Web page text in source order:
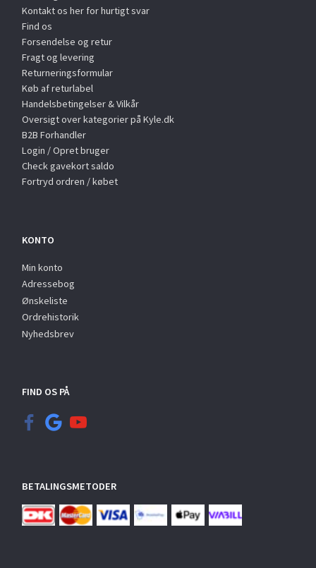
Kontakt os her for hurtigt svar
Find os
Forsendelse og retur
Fragt og levering
Returneringsformular
Køb af returlabel
Handelsbetingelser & Vilkår
Oversigt over kategorier på Kyle.dk
B2B Forhandler
Login / Opret bruger
Check gavekort saldo
Fortryd ordren / købet
KONTO
Min konto
Adressebog
Ønskeliste
Ordrehistorik
Nyhedsbrev
FIND OS PÅ
BETALINGSMETODER